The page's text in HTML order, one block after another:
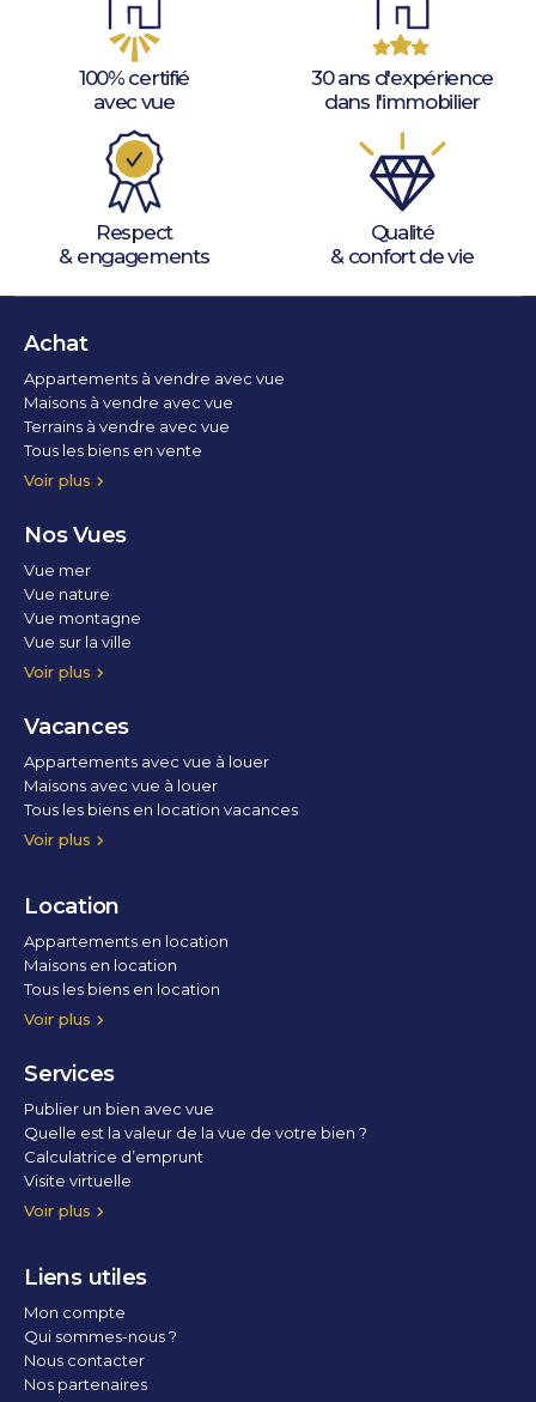
100% certifié
avec vue
30 ans d'expérience
dans l'immobilier
Respect
& engagements
Qualité
& confort de vie
Achat
Voir plus
Appartements à vendre avec vue
Maisons à vendre avec vue
Terrains à vendre avec vue
Tous les biens en vente
Nos Vues
Voir plus
Vue mer
Vue nature
Vue montagne
Vue sur la ville
Vue parc
Vue fleuve
Vue lac
Vue marina / port
Vacances
Voir plus
Appartements avec vue à louer
Maisons avec vue à louer
Tous les biens en location vacances
Location
Voir plus
Appartements en location
Maisons en location
Tous les biens en location
Services
Voir plus
Publier un bien avec vue
Quelle est la valeur de la vue de votre bien ?
Calculatrice d’emprunt
Visite virtuelle
Home staging
Liens utiles
Mon compte
Qui sommes-nous ?
Nous contacter
Nos partenaires